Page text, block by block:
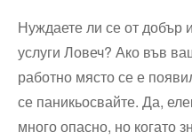
Нуждаете ли се от добър
услуги Ловеч? Ако във
работно място се е
се паникьосвайте. Да,
много опасно, но когато